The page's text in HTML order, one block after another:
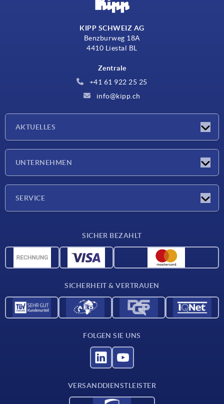
KIPP SCHWEIZ AG
Benzburweg 18A
4410 Liestal BL
Zentrale
+41 61 922 25 25
info@kipp.ch
AKTUELLES
UNTERNEHMEN
SERVICE
CAD-Daten
SICHER BEZAHLT
SICHERHEIT & VERTRAUEN
FOLGEN SIE UNS
VERSANDDIENSTLEISTER